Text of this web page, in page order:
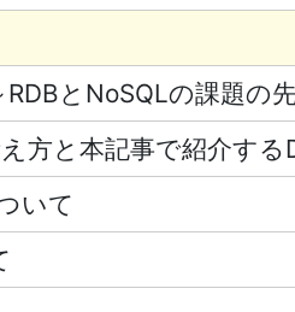
とNoSQLの課題の
方と本記事で紹介する
いて